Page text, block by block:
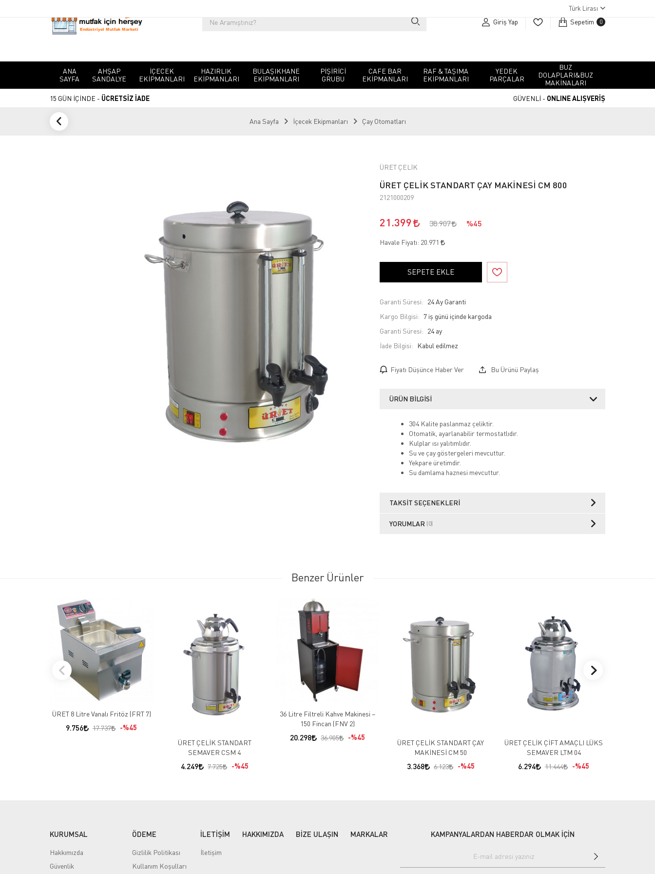
Türk Lirası
Giriş Yap Sepetim 0
ANA
SAYFA
AHŞAP
SANDALYE
İÇECEK
EKIPMANLARI
HAZIRLIK
EKIPMANLARI
BULAŞIKHANE
EKIPMANLARI
PIŞIRICI
GRUBU
CAFE BAR
EKIPMANLARI
RAF & TAŞIMA
EKIPMANLARI
YEDEK
PARÇALAR
BUZ
DOLAPLARI&BUZ
MAKINALARI
15 GÜN İÇİNDE - ÜCRETSİZ İADE GÜVENLİ - ONLINE ALIŞVERİŞ
Ana Sayfa İçecek Ekipmanları Çay Otomatları
ÜRET ÇELİK
ÜRET ÇELİK STANDART ÇAY MAKİNESİ CM 800
2121000209
21.399 38.907 %45
Havale Fiyatı: 20.971
SEPETE EKLE
Garanti Süresi: 24 Ay Garanti
Kargo Bilgisi: 7 iş günü içinde kargoda
Garanti Süresi: 24 ay
İade Bilgisi:
Fiyatı Düşünce Haber Ver Bu Ürünü Paylaş
ÜRÜN BILGISI
304 Kalite paslanmaz çeliktir.
Otomatik, ayarlanabilir termostatlıdır.
Kulplar ısı yalıtımlıdır.
Su ve çay göstergeleri mevcuttur.
Yekpare üretimdir.
Su damlama haznesi mevcuttur.
TAKSIT SEÇENEKLERI
YORUMLAR (0)
Benzer Ürünler
ÜRET 8 Litre Vanalı Fritöz (FRT 7)
9.756 17.737
%45
ÜRET ÇELİK STANDART
SEMAVER CSM 4
4.249 7.725 %45
36 Litre Filtreli Kahve Makinesi –
150 Fincan (FNV 2)
20.298 36.905 %45
ÜRET ÇELİK STANDART ÇAY
MAKİNESİ CM 50
3.368 6.123 %45
ÜRET ÇELİK ÇİFT AMAÇLI LÜKS
SEMAVER LTM 04
6.294 11.444 %45
KURUMSAL
Hakkımızda
Güvenlik
ÖDEME
Gizlilik Politikası
Kullanım Koşulları
İLETİŞİM
İletişim
HAKKIMIZDA BİZE ULAŞIN MARKALAR KAMPANYALARDAN HABERDAR OLMAK İÇİN